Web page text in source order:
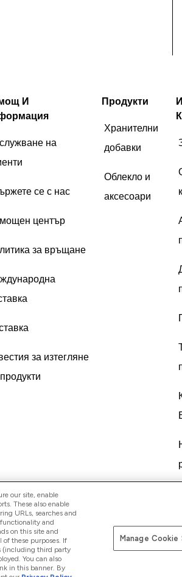
И
на
се с нас
център
за връщане
за изтегляне
Продукти
Хранителни
добавки
Облекло и
аксесоари
Платете сега
our site, enable
These also enable
URLs, searches and
and
on this site and
these purposes. If
(including third party
You can also
in this banner. By
Manage